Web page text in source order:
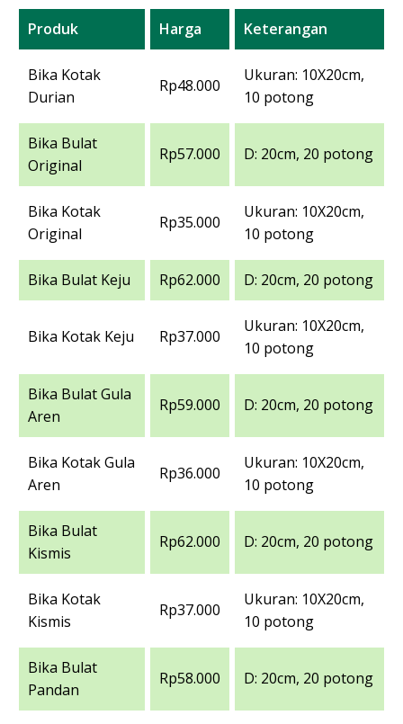
Produk Harga Keterangan
Bika Kotak
Durian
Rp48.000
Ukuran: 10X20cm,
10 potong
Bika Bulat
Original
Rp57.000 D: 20cm, 20 potong
Bika Kotak
Original
Rp35.000
Ukuran: 10X20cm,
10 potong
Bika Bulat Keju Rp62.000 D: 20cm, 20 potong
Bika Kotak Keju Rp37.000
Ukuran: 10X20cm,
10 potong
Bika Bulat Gula
Aren
Rp59.000 D: 20cm, 20 potong
Bika Kotak Gula
Aren
Rp36.000
Ukuran: 10X20cm,
10 potong
Bika Bulat
Kismis
Rp62.000 D: 20cm, 20 potong
Bika Kotak
Kismis
Rp37.000
Ukuran: 10X20cm,
10 potong
Bika Bulat
Pandan
Rp58.000 D: 20cm, 20 potong